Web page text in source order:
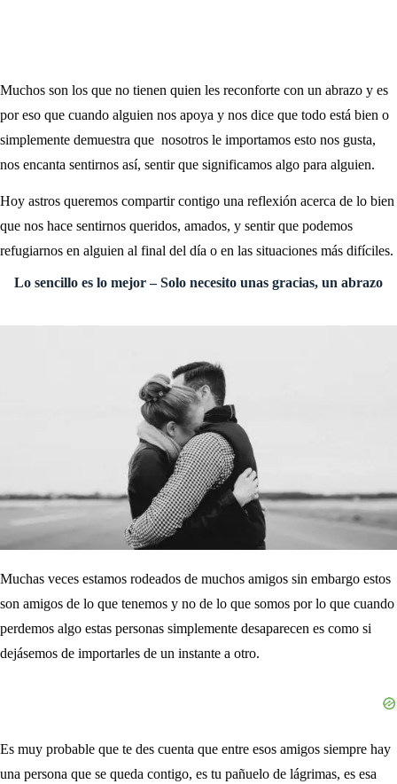
Muchos son los que no tienen quien les reconforte con un abrazo y es
por eso que cuando alguien nos apoya y nos dice que todo está bien o
simplemente demuestra que nosotros le importamos esto nos gusta,
nos encanta sentirnos así, sentir que significamos algo para alguien.
Hoy astros queremos compartir contigo una reflexión acerca de lo bien
que nos hace sentirnos queridos, amados, y sentir que podemos
refugiarnos en alguien al final del día o en las situaciones más difíciles.
Lo sencillo es lo mejor – Solo necesito unas gracias, un abrazo
Muchas veces estamos rodeados de muchos amigos sin embargo estos
son amigos de lo que tenemos y no de lo que somos por lo que cuando
perdemos algo estas personas simplemente desaparecen es como si
dejásemos de importarles de un instante a otro.
Es muy probable que te des cuenta que entre esos amigos siempre hay
una persona que se queda contigo, es tu pañuelo de lágrimas, es esa